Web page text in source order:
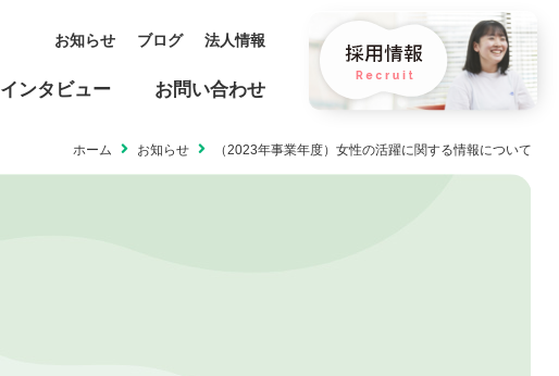
お知らせ ブログ 法人情報
インタビュー お問い合わせ
ホーム お知らせ （2023年事業年度）女性の活躍に関する情報について